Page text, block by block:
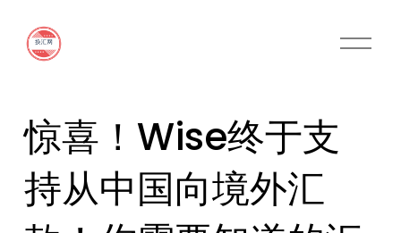
O
惊喜！Wise终于支
持从中国向境外汇